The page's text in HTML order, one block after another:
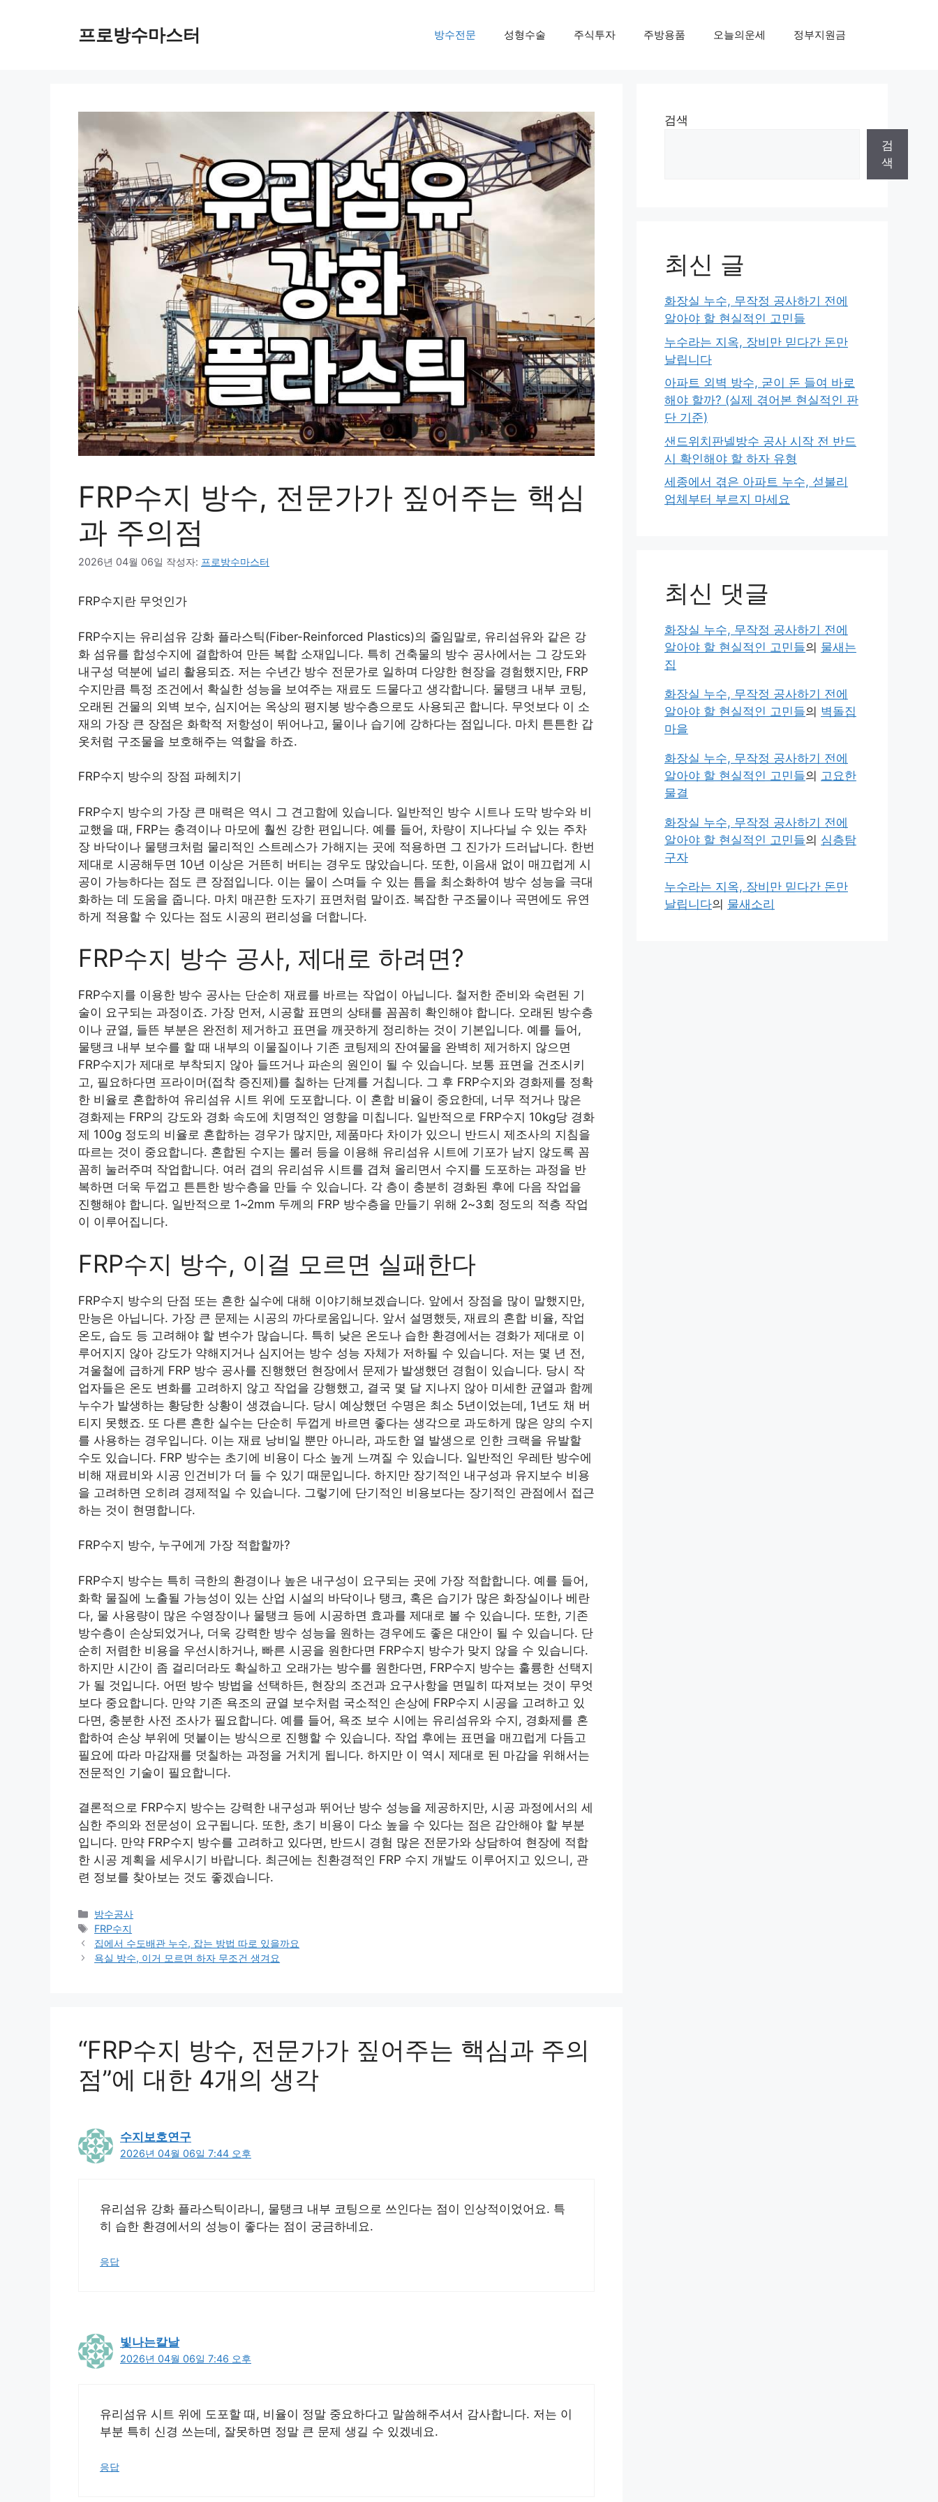
프로방수마스터 방수전문 성형수술 주식투자 주방용품 오늘의운세 정부지원금
FRP수지 방수, 전문가가 짚어주는 핵심
과 주의점
2026년 04월 06일 작성자: 프로방수마스터
FRP수지란 무엇인가
FRP수지는 유리섬유 강화 플라스틱(Fiber-Reinforced Plastics)의 줄임말로, 유리섬유와 같은 강
화 섬유를 합성수지에 결합하여 만든 복합 소재입니다. 특히 건축물의 방수 공사에서는 그 강도와
내구성 덕분에 널리 활용되죠. 저는 수년간 방수 전문가로 일하며 다양한 현장을 경험했지만, FRP
수지만큼 특정 조건에서 확실한 성능을 보여주는 재료도 드물다고 생각합니다. 물탱크 내부 코팅,
오래된 건물의 외벽 보수, 심지어는 옥상의 평지붕 방수층으로도 사용되곤 합니다. 무엇보다 이 소
재의 가장 큰 장점은 화학적 저항성이 뛰어나고, 물이나 습기에 강하다는 점입니다. 마치 튼튼한 갑
옷처럼 구조물을 보호해주는 역할을 하죠.
FRP수지 방수의 장점 파헤치기
FRP수지 방수의 가장 큰 매력은 역시 그 견고함에 있습니다. 일반적인 방수 시트나 도막 방수와 비
교했을 때, FRP는 충격이나 마모에 훨씬 강한 편입니다. 예를 들어, 차량이 지나다닐 수 있는 주차
장 바닥이나 물탱크처럼 물리적인 스트레스가 가해지는 곳에 적용하면 그 진가가 드러납니다. 한번
제대로 시공해두면 10년 이상은 거뜬히 버티는 경우도 많았습니다. 또한, 이음새 없이 매끄럽게 시
공이 가능하다는 점도 큰 장점입니다. 이는 물이 스며들 수 있는 틈을 최소화하여 방수 성능을 극대
화하는 데 도움을 줍니다. 마치 매끈한 도자기 표면처럼 말이죠. 복잡한 구조물이나 곡면에도 유연
하게 적용할 수 있다는 점도 시공의 편리성을 더합니다.
FRP수지 방수 공사, 제대로 하려면?
FRP수지를 이용한 방수 공사는 단순히 재료를 바르는 작업이 아닙니다. 철저한 준비와 숙련된 기
술이 요구되는 과정이죠. 가장 먼저, 시공할 표면의 상태를 꼼꼼히 확인해야 합니다. 오래된 방수층
이나 균열, 들뜬 부분은 완전히 제거하고 표면을 깨끗하게 정리하는 것이 기본입니다. 예를 들어,
물탱크 내부 보수를 할 때 내부의 이물질이나 기존 코팅제의 잔여물을 완벽히 제거하지 않으면
FRP수지가 제대로 부착되지 않아 들뜨거나 파손의 원인이 될 수 있습니다. 보통 표면을 건조시키
고, 필요하다면 프라이머(접착 증진제)를 칠하는 단계를 거칩니다. 그 후 FRP수지와 경화제를 정확
한 비율로 혼합하여 유리섬유 시트 위에 도포합니다. 이 혼합 비율이 중요한데, 너무 적거나 많은
경화제는 FRP의 강도와 경화 속도에 치명적인 영향을 미칩니다. 일반적으로 FRP수지 10kg당 경화
제 100g 정도의 비율로 혼합하는 경우가 많지만, 제품마다 차이가 있으니 반드시 제조사의 지침을
따르는 것이 중요합니다. 혼합된 수지는 롤러 등을 이용해 유리섬유 시트에 기포가 남지 않도록 꼼
꼼히 눌러주며 작업합니다. 여러 겹의 유리섬유 시트를 겹쳐 올리면서 수지를 도포하는 과정을 반
복하면 더욱 두껍고 튼튼한 방수층을 만들 수 있습니다. 각 층이 충분히 경화된 후에 다음 작업을
진행해야 합니다. 일반적으로 1~2mm 두께의 FRP 방수층을 만들기 위해 2~3회 정도의 적층 작업
이 이루어집니다.
FRP수지 방수, 이걸 모르면 실패한다
FRP수지 방수의 단점 또는 흔한 실수에 대해 이야기해보겠습니다. 앞에서 장점을 많이 말했지만,
만능은 아닙니다. 가장 큰 문제는 시공의 까다로움입니다. 앞서 설명했듯, 재료의 혼합 비율, 작업
온도, 습도 등 고려해야 할 변수가 많습니다. 특히 낮은 온도나 습한 환경에서는 경화가 제대로 이
루어지지 않아 강도가 약해지거나 심지어는 방수 성능 자체가 저하될 수 있습니다. 저는 몇 년 전,
겨울철에 급하게 FRP 방수 공사를 진행했던 현장에서 문제가 발생했던 경험이 있습니다. 당시 작
업자들은 온도 변화를 고려하지 않고 작업을 강행했고, 결국 몇 달 지나지 않아 미세한 균열과 함께
누수가 발생하는 황당한 상황이 생겼습니다. 당시 예상했던 수명은 최소 5년이었는데, 1년도 채 버
티지 못했죠. 또 다른 흔한 실수는 단순히 두껍게 바르면 좋다는 생각으로 과도하게 많은 양의 수지
를 사용하는 경우입니다. 이는 재료 낭비일 뿐만 아니라, 과도한 열 발생으로 인한 크랙을 유발할
수도 있습니다. FRP 방수는 초기에 비용이 다소 높게 느껴질 수 있습니다. 일반적인 우레탄 방수에
비해 재료비와 시공 인건비가 더 들 수 있기 때문입니다. 하지만 장기적인 내구성과 유지보수 비용
을 고려하면 오히려 경제적일 수 있습니다. 그렇기에 단기적인 비용보다는 장기적인 관점에서 접근
하는 것이 현명합니다.
FRP수지 방수, 누구에게 가장 적합할까?
FRP수지 방수는 특히 극한의 환경이나 높은 내구성이 요구되는 곳에 가장 적합합니다. 예를 들어,
화학 물질에 노출될 가능성이 있는 산업 시설의 바닥이나 탱크, 혹은 습기가 많은 화장실이나 베란
다, 물 사용량이 많은 수영장이나 물탱크 등에 시공하면 효과를 제대로 볼 수 있습니다. 또한, 기존
방수층이 손상되었거나, 더욱 강력한 방수 성능을 원하는 경우에도 좋은 대안이 될 수 있습니다. 단
순히 저렴한 비용을 우선시하거나, 빠른 시공을 원한다면 FRP수지 방수가 맞지 않을 수 있습니다.
하지만 시간이 좀 걸리더라도 확실하고 오래가는 방수를 원한다면, FRP수지 방수는 훌륭한 선택지
가 될 것입니다. 어떤 방수 방법을 선택하든, 현장의 조건과 요구사항을 면밀히 따져보는 것이 무엇
보다 중요합니다. 만약 기존 욕조의 균열 보수처럼 국소적인 손상에 FRP수지 시공을 고려하고 있
다면, 충분한 사전 조사가 필요합니다. 예를 들어, 욕조 보수 시에는 유리섬유와 수지, 경화제를 혼
합하여 손상 부위에 덧붙이는 방식으로 진행할 수 있습니다. 작업 후에는 표면을 매끄럽게 다듬고
필요에 따라 마감재를 덧칠하는 과정을 거치게 됩니다. 하지만 이 역시 제대로 된 마감을 위해서는
전문적인 기술이 필요합니다.
결론적으로 FRP수지 방수는 강력한 내구성과 뛰어난 방수 성능을 제공하지만, 시공 과정에서의 세
심한 주의와 전문성이 요구됩니다. 또한, 초기 비용이 다소 높을 수 있다는 점은 감안해야 할 부분
입니다. 만약 FRP수지 방수를 고려하고 있다면, 반드시 경험 많은 전문가와 상담하여 현장에 적합
한 시공 계획을 세우시기 바랍니다. 최근에는 친환경적인 FRP 수지 개발도 이루어지고 있으니, 관
련 정보를 찾아보는 것도 좋겠습니다.
카
테
고
리
방수공사
태
그
FRP수지
집에서 수도배관 누수, 잡는 방법 따로 있을까요
욕실 방수, 이거 모르면 하자 무조건 생겨요
“FRP수지 방수, 전문가가 짚어주는 핵심과 주의
점”에 대한 4개의 생각
수지보호연구
2026년 04월 06일 7:44 오후
유리섬유 강화 플라스틱이라니, 물탱크 내부 코팅으로 쓰인다는 점이 인상적이었어요. 특
히 습한 환경에서의 성능이 좋다는 점이 궁금하네요.
응답
빛나는칼날
2026년 04월 06일 7:46 오후
유리섬유 시트 위에 도포할 때, 비율이 정말 중요하다고 말씀해주셔서 감사합니다. 저는 이
부분 특히 신경 쓰는데, 잘못하면 정말 큰 문제 생길 수 있겠네요.
응답
검색
검
색
최신 글
화장실 누수, 무작정 공사하기 전에
알아야 할 현실적인 고민들
누수라는 지옥, 장비만 믿다간 돈만
날립니다
아파트 외벽 방수, 굳이 돈 들여 바로
해야 할까? (실제 겪어본 현실적인 판
단 기준)
샌드위치판넬방수 공사 시작 전 반드
시 확인해야 할 하자 유형
세종에서 겪은 아파트 누수, 섣불리
업체부터 부르지 마세요
최신 댓글
화장실 누수, 무작정 공사하기 전에
알아야 할 현실적인 고민들의 물새는
집
화장실 누수, 무작정 공사하기 전에
알아야 할 현실적인 고민들의 벽돌집
마을
화장실 누수, 무작정 공사하기 전에
알아야 할 현실적인 고민들의 고요한
물결
화장실 누수, 무작정 공사하기 전에
알아야 할 현실적인 고민들의 심층탐
구자
누수라는 지옥, 장비만 믿다간 돈만
날립니다의 물새소리